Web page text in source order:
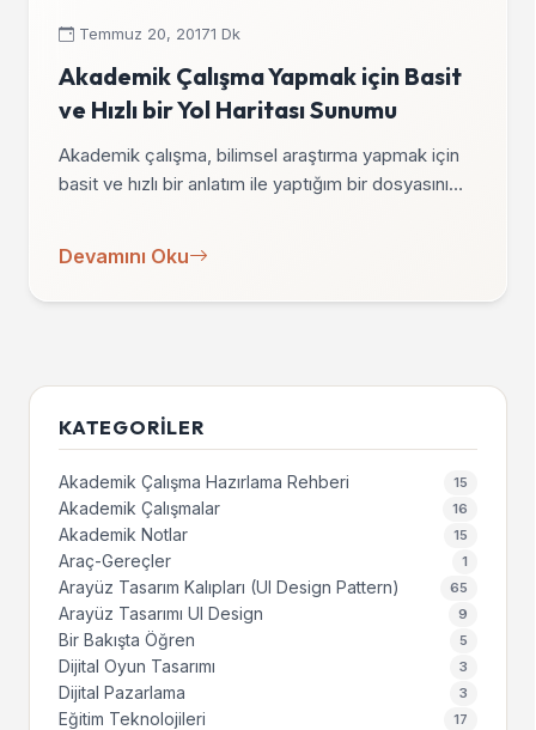
Temmuz 20, 20171 Dk
Akademik Çalışma Yapmak için Basit
ve Hızlı bir Yol Haritası Sunumu
Akademik çalışma, bilimsel araştırma yapmak için
basit ve hızlı bir anlatım ile yaptığım bir dosyasını…
Devamını Oku
KATEGORILER
Akademik Çalışma Hazırlama Rehberi 15
Akademik Çalışmalar 16
Akademik Notlar 15
Araç-Gereçler 1
Arayüz Tasarım Kalıpları (UI Design Pattern) 65
Arayüz Tasarımı UI Design 9
Bir Bakışta Öğren 5
Dijital Oyun Tasarımı 3
Dijital Pazarlama 3
Eğitim Teknolojileri 17